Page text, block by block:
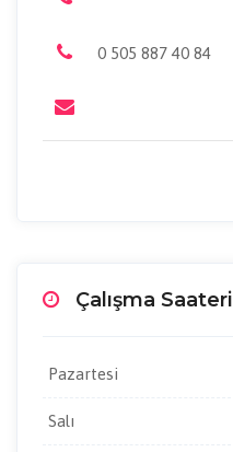
0 505 887 40 84
Çalışma Saateri
Pazartesi
Salı